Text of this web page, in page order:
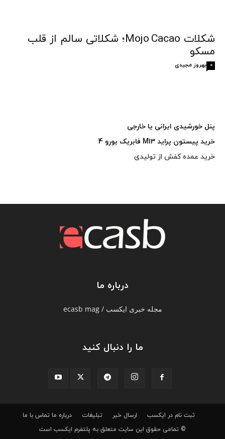
شکلات Mojo Cacao؛ شکلاتی سالم از قلب
مسکو
بهروز مجیدی 0
پنل خورشیدی ایرانی یا خارجی
خرید پیستون پراید M13 فابریک یورو 4
خرید عمده کفش از تولیدی
درباره ما
مجله خبری ایکسب / ecasb mag
ما را دنبال کنید
ثبت نام در ایکسب ارسال خبر تبلیغات درباره ما تماس با ما
© تمامی حقوق این سایت متعلق به پلتفرم ایکسب است